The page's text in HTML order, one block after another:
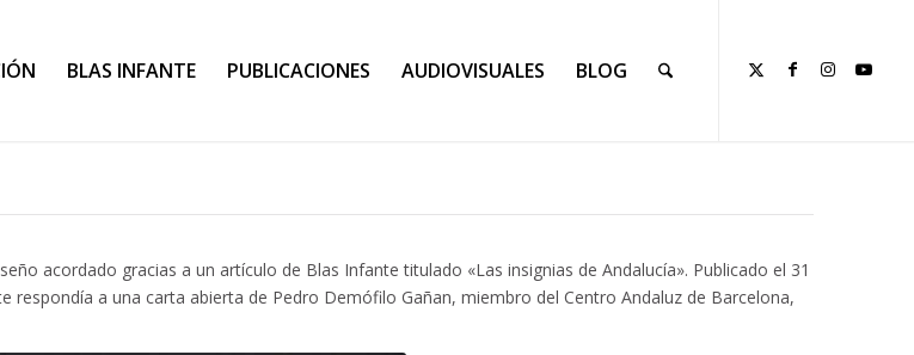
BLAS INFANTE PUBLICACIONES AUDIOVISUALES BLOG
acordado gracias a un artículo de Blas Infante titulado «Las insignias de Andalucía». Publicado el 31
respondía a una carta abierta de Pedro Demófilo Gañan, miembro del Centro Andaluz de Barcelona,